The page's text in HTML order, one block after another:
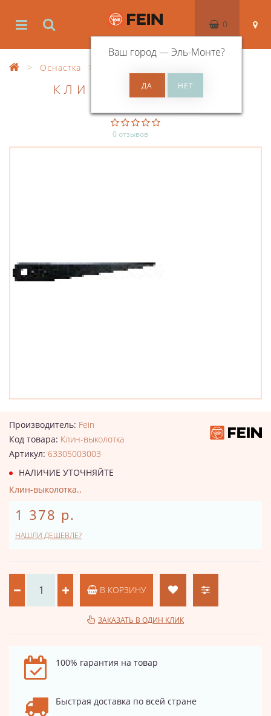
Ваш город —Эль-Монте?
0
Оснастка
КЛИН-ВЫКОЛОТКА
0 отзывов
Производитель: Fein
Код товара: Клин-выколотка
Артикул: 63305003003
НАЛИЧИЕ УТОЧНЯЙТЕ
Клин-выколотка..
1 378 р.
НАШЛИ ДЕШЕВЛЕ?
В КОРЗИНУ
ЗАКАЗАТЬ В ОДИН КЛИК
100% гарантия на товар
Быстрая доставка по всей стране